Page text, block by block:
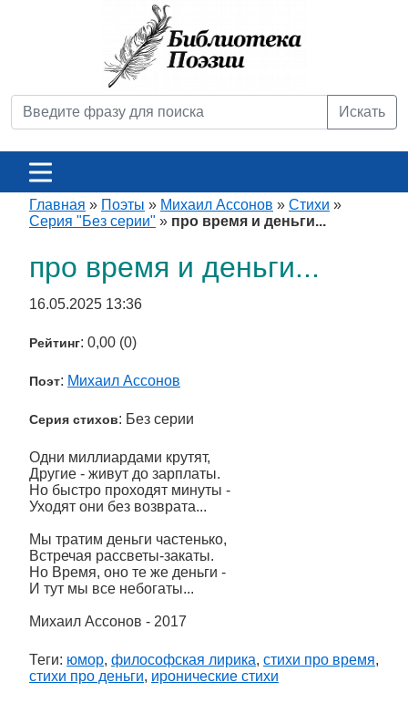
Искать
Главная » Поэты » Михаил Ассонов » Стихи »
Серия "Без серии" » про время и деньги...
про время и деньги...
16.05.2025 13:36
Рейтинг: 0,00 (0)
Поэт: Михаил Ассонов
Серия стихов: Без серии
Одни миллиардами крутят,
Другие - живут до зарплаты.
Но быстро проходят минуты -
Уходят они без возврата...
Мы тратим деньги частенько,
Встречая рассветы-закаты.
Но Время, оно те же деньги -
И тут мы все небогаты...
Михаил Ассонов - 2017
Теги: юмор, философская лирика, стихи про время,
стихи про деньги, иронические стихи